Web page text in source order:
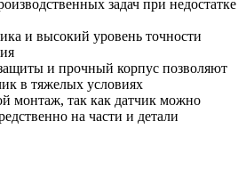
задач при недостатке
и высокий уровень точности
и прочный корпус позволяют
в тяжелых условиях
монтаж, так как датчик можно
на части и детали